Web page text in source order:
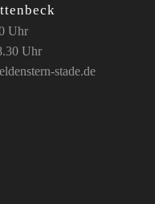
Uhr
Uhr
stade.de